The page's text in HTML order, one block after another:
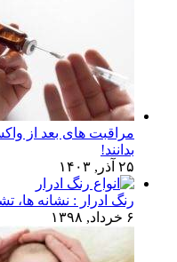
بدانند!
۲۵ آذر, ۱۴۰۳
رنگ ادرار : نشانه ها،
۶ خرداد, ۱۳۹۸